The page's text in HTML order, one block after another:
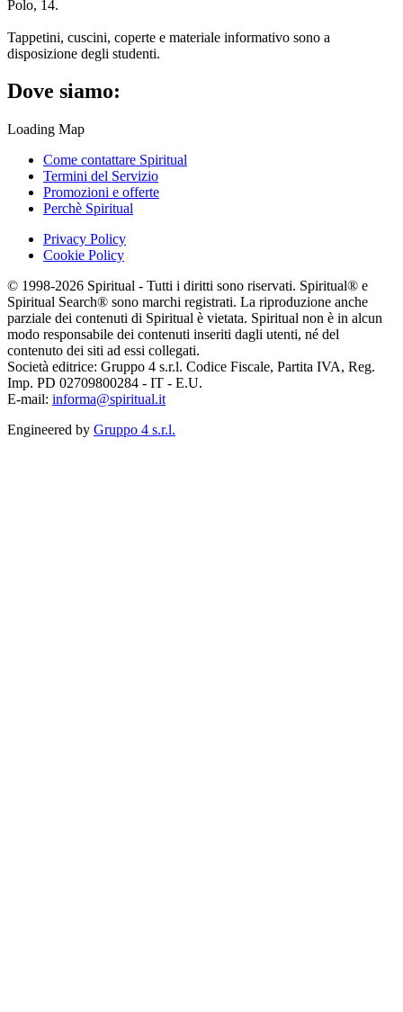
Polo, 14.
Tappetini, cuscini, coperte e materiale informativo sono a
disposizione degli studenti.
Dove siamo:
Loading Map
Come contattare Spiritual
Termini del Servizio
Promozioni e offerte
Perchè Spiritual
Privacy Policy
Cookie Policy
© 1998-2026 Spiritual - Tutti i diritti sono riservati. Spiritual® e
Spiritual Search® sono marchi registrati. La riproduzione anche
parziale dei contenuti di Spiritual è vietata. Spiritual non è in alcun
modo responsabile dei contenuti inseriti dagli utenti, né del
contenuto dei siti ad essi collegati.
Società editrice: Gruppo 4 s.r.l. Codice Fiscale, Partita IVA, Reg.
Imp. PD 02709800284 - IT - E.U.
E-mail: informa@spiritual.it
Engineered by Gruppo 4 s.r.l.